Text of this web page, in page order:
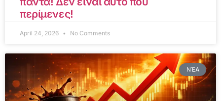
περίμενες!
April 24, 2026 No Comments
ΝΈΑ